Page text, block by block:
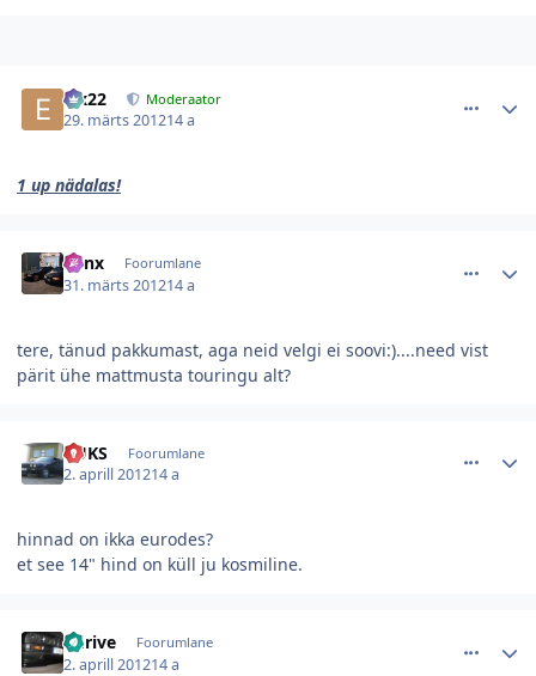
eix22 Moderaator
29. märts 201214 a
1 up nädalas!
Renx Foorumlane
31. märts 201214 a
tere, tänud pakkumast, aga neid velgi ei soovi:)....need vist
pärit ühe mattmusta touringu alt?
KUKS Foorumlane
2. aprill 201214 a
hinnad on ikka eurodes?
et see 14" hind on küll ju kosmiline.
i-drive Foorumlane
2. aprill 201214 a